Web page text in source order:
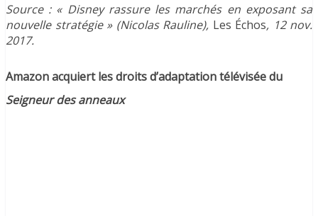
Source : « Disney rassure les marchés en exposant sa
nouvelle stratégie » (Nicolas Rauline), Les Échos, 12 nov.
2017.
Amazon acquiert les droits d’adaptation télévisée du
Seigneur des anneaux